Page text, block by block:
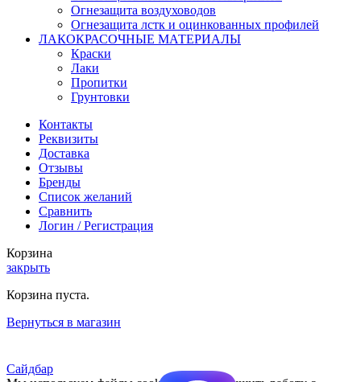
Огнезащита воздуховодов
Огнезащита лстк и оцинкованных профилей
ЛАКОКРАСОЧНЫЕ МАТЕРИАЛЫ
Краски
Лаки
Пропитки
Грунтовки
Контакты
Реквизиты
Доставка
Отзывы
Бренды
Список желаний
Сравнить
Логин / Регистрация
Корзина
закрыть
Корзина пуста.
Вернуться в магазин
Сайдбар